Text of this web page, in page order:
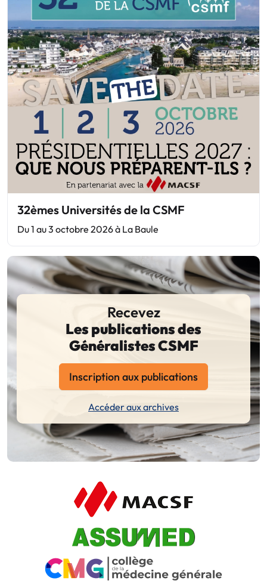
32èmes Universités de la CSMF
Du 1 au 3 octobre 2026 à La Baule
Recevez
Les publications des
Généralistes CSMF
Inscription aux publications
Accéder aux archives